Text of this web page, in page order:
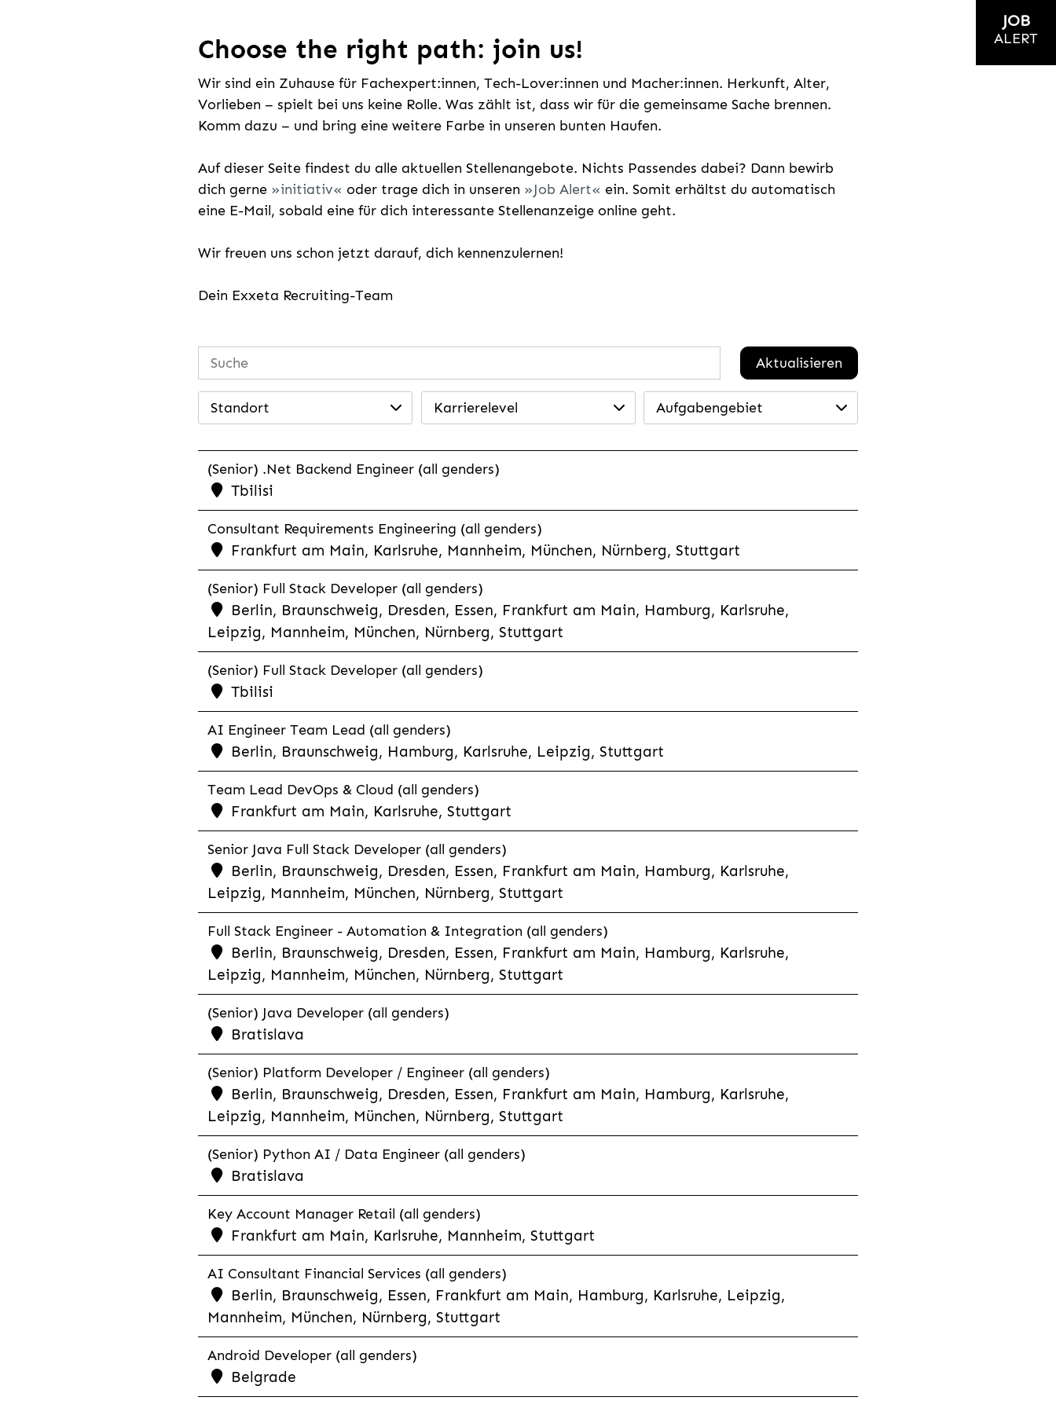
Choose the right path: join us!
Wir sind ein Zuhause für Fachexpert:innen, Tech-Lover:innen und Macher:innen. Herkunft, Alter,
Vorlieben – spielt bei uns keine Rolle. Was zählt ist, dass wir für die gemeinsame Sache brennen.
Komm dazu – und bring eine weitere Farbe in unseren bunten Haufen.
Auf dieser Seite findest du alle aktuellen Stellenangebote. Nichts Passendes dabei? Dann bewirb
dich gerne
initiativ oder trage dich in unseren Job Alert
ein. Somit erhältst du automatisch
eine E-Mail, sobald eine für dich interessante Stellenanzeige online geht.
Wir freuen uns schon jetzt darauf, dich kennenzulernen!
Dein Exxeta Recruiting-Team
Aktualisieren
Standort Karrierelevel Aufgabengebiet
(Senior) .Net Backend Engineer (all genders)
Tbilisi
Consultant Requirements Engineering (all genders)
Frankfurt am Main, Karlsruhe, Mannheim, München, Nürnberg, Stuttgart
(Senior) Full Stack Developer (all genders)
Berlin, Braunschweig, Dresden, Essen, Frankfurt am Main, Hamburg, Karlsruhe,
Leipzig, Mannheim, München, Nürnberg, Stuttgart
(Senior) Full Stack Developer (all genders)
Tbilisi
AI Engineer Team Lead (all genders)
Berlin, Braunschweig, Hamburg, Karlsruhe, Leipzig, Stuttgart
Team Lead DevOps & Cloud (all genders)
Frankfurt am Main, Karlsruhe, Stuttgart
Senior Java Full Stack Developer (all genders)
Berlin, Braunschweig, Dresden, Essen, Frankfurt am Main, Hamburg, Karlsruhe,
Leipzig, Mannheim, München, Nürnberg, Stuttgart
Full Stack Engineer - Automation & Integration (all genders)
Berlin, Braunschweig, Dresden, Essen, Frankfurt am Main, Hamburg, Karlsruhe,
Leipzig, Mannheim, München, Nürnberg, Stuttgart
(Senior) Java Developer (all genders)
Bratislava
(Senior) Platform Developer / Engineer (all genders)
Berlin, Braunschweig, Dresden, Essen, Frankfurt am Main, Hamburg, Karlsruhe,
Leipzig, Mannheim, München, Nürnberg, Stuttgart
(Senior) Python AI / Data Engineer (all genders)
Bratislava
Key Account Manager Retail (all genders)
Frankfurt am Main, Karlsruhe, Mannheim, Stuttgart
AI Consultant Financial Services (all genders)
Berlin, Braunschweig, Essen, Frankfurt am Main, Hamburg, Karlsruhe, Leipzig,
Mannheim, München, Nürnberg, Stuttgart
Android Developer (all genders)
Belgrade
JOB
ALERT